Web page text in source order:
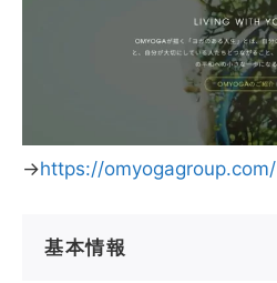
→https://omyogagroup.com/
基本情報